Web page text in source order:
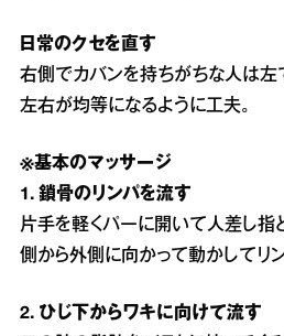
日常のクセを直す
右側でカバンを持ちがちな人は左
左右が均等になるように工夫。
※基本のマッサージ
1. 鎖骨のリンパを流す
片手を軽くパーに開いて人差し指
側から外側に向かって動かしてリ
2. ひじ下からワキに向けて流す